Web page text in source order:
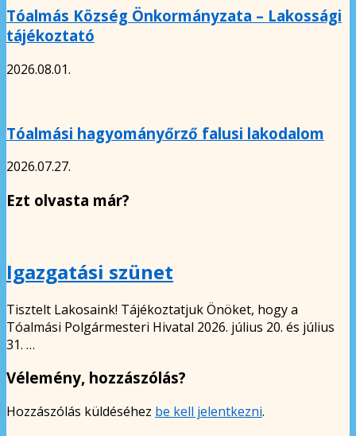
Tóalmás Község Önkormányzata – Lakossági
tájékoztató
2026.08.01.
Tóalmási hagyományőrző falusi lakodalom
2026.07.27.
Ezt olvasta már?
Igazgatási szünet
Tisztelt Lakosaink! Tájékoztatjuk Önöket, hogy a
Tóalmási Polgármesteri Hivatal 2026. július 20. és július
31. …
Vélemény, hozzászólás?
Hozzászólás küldéséhez be kell jelentkezni.